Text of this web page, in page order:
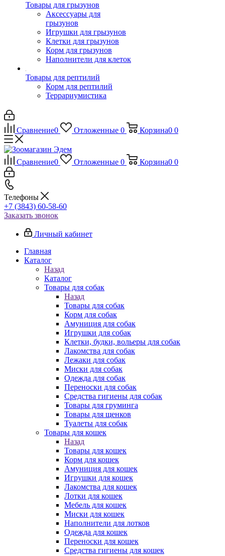
Товары для грызунов
Аксессуары для
грызунов
Игрушки для грызунов
Клетки для грызунов
Корм для грызунов
Наполнители для клеток
Товары для рептилий
Корм для рептилий
Террариумистика
Сравнение0 Отложенные 0 Корзина0 0
Сравнение0 Отложенные 0 Корзина0 0
Телефоны
+7 (3843) 60-58-60
Заказать звонок
Личный кабинет
Главная
Каталог
Назад
Каталог
Товары для собак
Назад
Товары для собак
Корм для собак
Амуниция для собак
Игрушки для собак
Клетки, будки, вольеры для собак
Лакомства для собак
Лежаки для собак
Миски для собак
Одежда для собак
Переноски для собак
Средства гигиены для собак
Товары для груминга
Товары для щенков
Туалеты для собак
Товары для кошек
Назад
Товары для кошек
Корм для кошек
Амуниция для кошек
Игрушки для кошек
Лакомства для кошек
Лотки для кошек
Мебель для кошек
Миски для кошек
Наполнители для лотков
Одежда для кошек
Переноски для кошек
Средства гигиены для кошек